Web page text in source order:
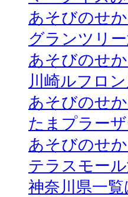
あそびのせ
グランツリ
あそびのせ
川崎ルフロ
あそびのせ
たまプラー
あそびのせ
テラスモー
神奈川県一